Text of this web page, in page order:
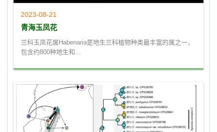
2023-08-21
青海玉凤花
兰科玉凤花属Habenaria是地生兰科植物种类最丰富的属之一，
包含约800种地生和...